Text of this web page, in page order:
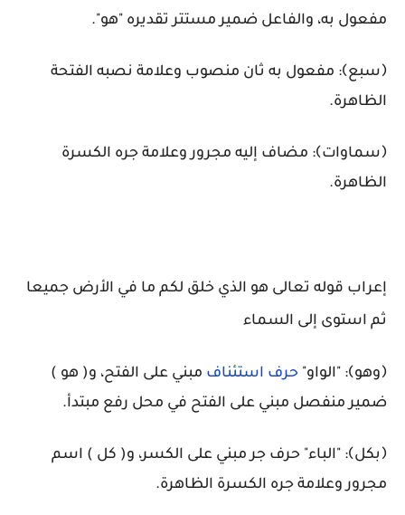
مفعول به، والفاعل ضمير مستتر تقديره "هو".
﴿سبع﴾: مفعول به ثان منصوب وعلامة نصبه الفتحة
الظاهرة.
﴿سماوات﴾: مضاف إليه مجرور وعلامة جره الكسرة
الظاهرة.
إعراب قوله تعالى هو الذي خلق لكم ما في الأرض جميعا
ثم استوى إلى السماء
﴿وهو﴾: "الواو" حرف استئناف مبني على الفتح، و( هو )
ضمير منفصل مبني على الفتح في محل رفع مبتدأ.
﴿بكل﴾: "الباء" حرف جر مبني على الكسر، و( كل ) اسم
مجرور وعلامة جره الكسرة الظاهرة.